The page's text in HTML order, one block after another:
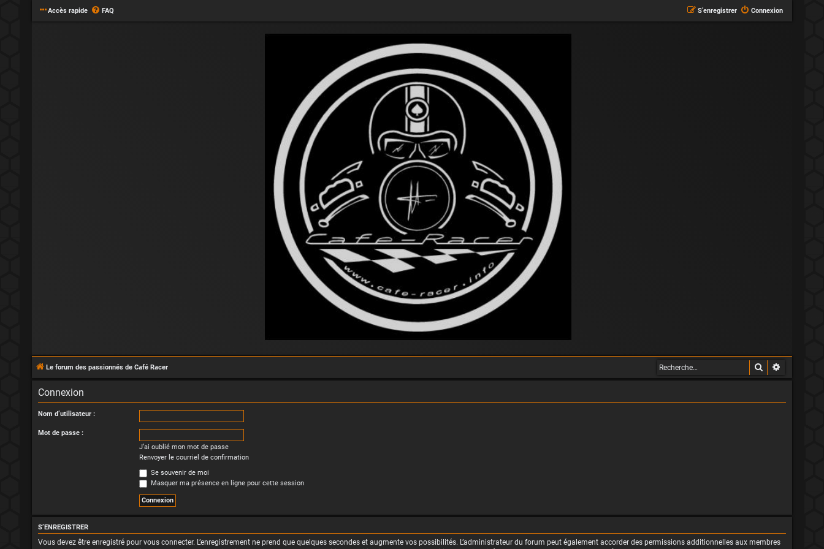
Accès rapide FAQ Connexion
S’enregistrer
Le forum des passionnés de Café Racer Rechercher
Connexion
Nom d’utilisateur :
Mot de passe :
J’ai oublié mon mot de passe
Renvoyer le courriel de confirmation
Se souvenir de moi
Masquer ma présence en ligne pour cette session
S’ENREGISTRER
Vous devez être enregistré pour vous connecter. L’enregistrement ne prend que quelques secondes et augmente vos possibilités. L’administrateur du forum peut également accorder des permissions additionnelles aux membres